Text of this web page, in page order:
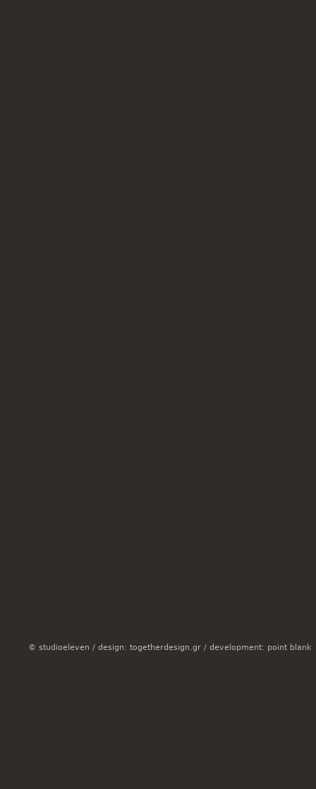
© studioeleven / design: togetherdesign.gr / development: point blank